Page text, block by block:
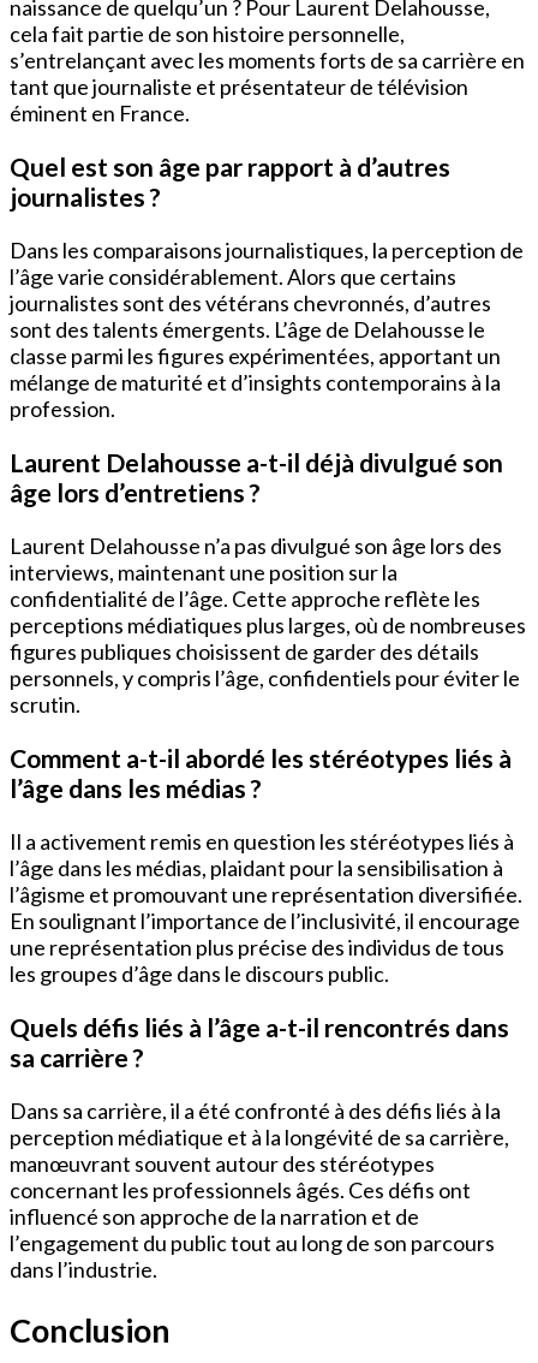
naissance de quelqu’un ? Pour Laurent Delahousse,
cela fait partie de son histoire personnelle,
s’entrelançant avec les moments forts de sa carrière en
tant que journaliste et présentateur de télévision
éminent en France.
Quel est son âge par rapport à d’autres
journalistes ?
Dans les comparaisons journalistiques, la perception de
l’âge varie considérablement. Alors que certains
journalistes sont des vétérans chevronnés, d’autres
sont des talents émergents. L’âge de Delahousse le
classe parmi les figures expérimentées, apportant un
mélange de maturité et d’insights contemporains à la
profession.
Laurent Delahousse a-t-il déjà divulgué son
âge lors d’entretiens ?
Laurent Delahousse n’a pas divulgué son âge lors des
interviews, maintenant une position sur la
confidentialité de l’âge. Cette approche reflète les
perceptions médiatiques plus larges, où de nombreuses
figures publiques choisissent de garder des détails
personnels, y compris l’âge, confidentiels pour éviter le
scrutin.
Comment a-t-il abordé les stéréotypes liés à
l’âge dans les médias ?
Il a activement remis en question les stéréotypes liés à
l’âge dans les médias, plaidant pour la sensibilisation à
l’âgisme et promouvant une représentation diversifiée.
En soulignant l’importance de l’inclusivité, il encourage
une représentation plus précise des individus de tous
les groupes d’âge dans le discours public.
Quels défis liés à l’âge a-t-il rencontrés dans
sa carrière ?
Dans sa carrière, il a été confronté à des défis liés à la
perception médiatique et à la longévité de sa carrière,
manœuvrant souvent autour des stéréotypes
concernant les professionnels âgés. Ces défis ont
influencé son approche de la narration et de
l’engagement du public tout au long de son parcours
dans l’industrie.
Conclusion